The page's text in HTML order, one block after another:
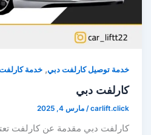
خدمة توصيل كارلفت دبي,خدمة
كارلفت دبي
carlift.click
/مارس 4, 2025
كارلفت دبي مقدمة عن كارلفت